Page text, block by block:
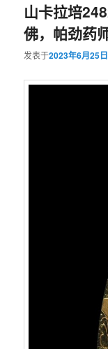
山卡拉培
佛，帕劲药
发表于2023年6月25日